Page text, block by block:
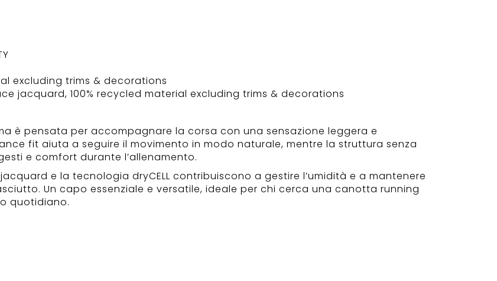
excluding trims & decorations
jacquard, 100% recycled material excluding trims & decorations
è pensata per accompagnare la corsa con una sensazione leggera e
fit aiuta a seguire il movimento in modo naturale, mentre la struttura senza
e comfort durante l’allenamento.
e la tecnologia dryCELL contribuiscono a gestire l’umidità e a mantenere
Un capo essenziale e versatile, ideale per chi cerca una canotta running
quotidiano.